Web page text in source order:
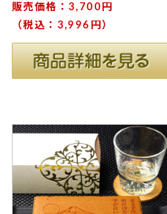
販売価格：3,700円
（税込：3,996円）